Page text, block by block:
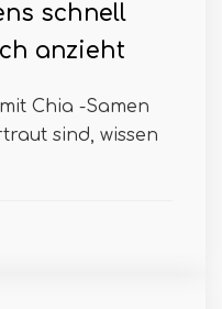
schnell
anzieht
Chia -Samen
sind, wissen